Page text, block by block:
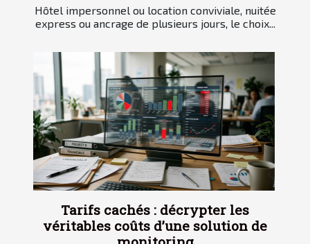
Hôtel impersonnel ou location conviviale, nuitée
express ou ancrage de plusieurs jours, le choix...
Tarifs cachés : décrypter les
véritables coûts d’une solution de